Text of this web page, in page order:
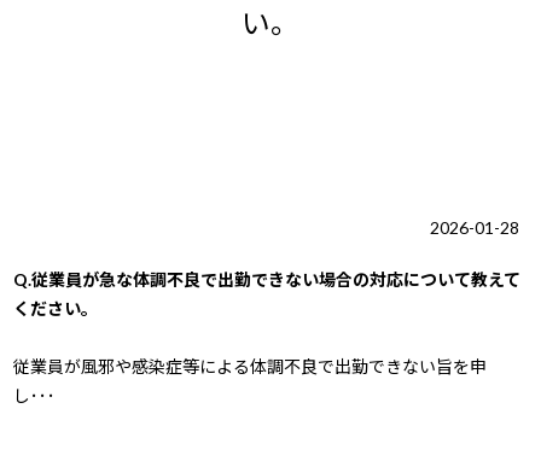
い。
2026-01-28
Q.従業員が急な体調不良で出勤できない場合の対応について教えて
ください。
従業員が風邪や感染症等による体調不良で出勤できない旨を申
し･･･